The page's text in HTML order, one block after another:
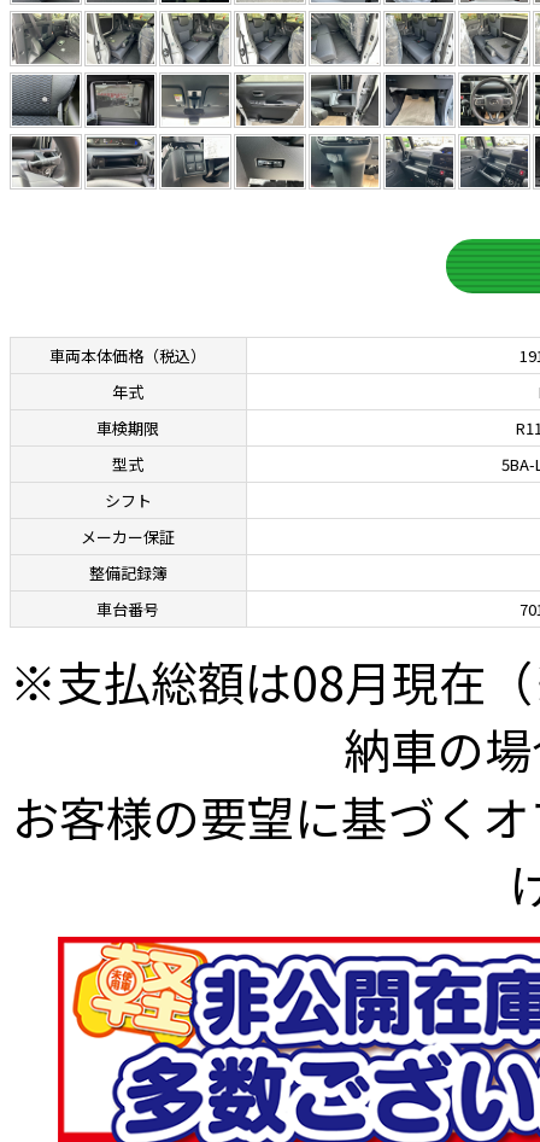
車両本体価格 （税込）
年式
車検期限
型式
5BA-
シフト
メーカー保証
整備記録簿
車台番号
※⽀払総額は08⽉現在
納⾞の
お客様の要望に基づく